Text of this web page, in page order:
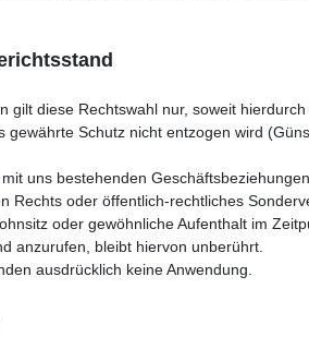
gilt diese Rechtswahl nur, soweit
Schutz nicht entzogen wird
uns bestehenden
Rechts oder öffentlich-rechtliches
oder gewöhnliche Aufenthalt im
anzurufen, bleibt hiervon unberührt.
ausdrücklich keine Anwendung.